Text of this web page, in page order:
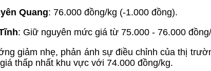
Quang: 76.000 đồng/kg (-1.000 đồng).
: Giữ nguyên mức giá từ 75.000 - 76.000
giảm nhẹ, phản ánh sự điều chỉnh của thị
thấp nhất khu vực với 74.000 đồng/kg.